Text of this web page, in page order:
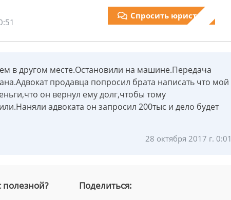
Спросить юриста
в другом месте.Остановили на машине.Передача
продавца попросил брата написать что мой
он вернул ему долг,чтобы тому
адвоката он запросил 200тыс и дело будет
28 октября 2017 г. 0:01
полезной? Поделиться: